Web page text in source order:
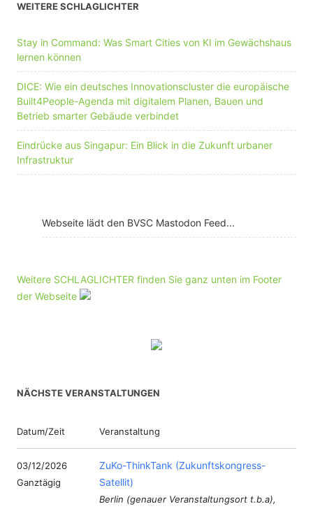
WEITERE SCHLAGLICHTER
Stay in Command: Was Smart Cities von KI im Gewächshaus
lernen können
DICE: Wie ein deutsches Innovationscluster die europäische
Built4People-Agenda mit digitalem Planen, Bauen und
Betrieb smarter Gebäude verbindet
Eindrücke aus Singapur: Ein Blick in die Zukunft urbaner
Infrastruktur
Webseite lädt den BVSC Mastodon Feed...
Weitere SCHLAGLICHTER finden Sie ganz unten im Footer
der Webseite
NÄCHSTE VERANSTALTUNGEN
Datum/Zeit Veranstaltung
03/12/2026
Ganztägig
ZuKo-ThinkTank (Zukunftskongress-
Satellit)
Berlin (genauer Veranstaltungsort t.b.a),